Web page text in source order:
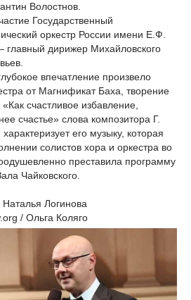
Волостнов.
Государственный
оркестр России имени Е.Ф.
дирижер Михайловского
впечатление произвело
от Магнификат Баха, творение
счастливое избавление,
счастье» слова композитора Г.
его музыку, которая
солистов хора и оркестра во
преставила программу
Чайковского.
Логинова
/ Ольга Коляго